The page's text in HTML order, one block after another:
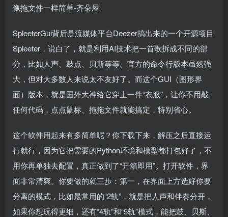
SpleeterGui背后是流媒体平台Deezer搞出来的一个开源项目
Spleeter，说白了，就是利用AI技术把一首歌拆成不同的部
分，比如人声、鼓点、贝斯等等。官方的命令行版本虽然强
大，但对大多数人来说太不友好了。而这个GUI（图形界
面）版本，就是国外大神给它穿上一件“衣服”，让你不用敲
任何代码，点点鼠标、拖拖文件就能搞定，特别省心。
这个软件用起来有多简单呢？你下载下来，解压之后直接运
行就行，因为它把需要的Python环境和模型都打包好了，不
用你再单独去配置，真正做到了“开箱即用”。打开软件，界
面非常清爽。你要做的就三步：第一，在界面上方选好你要
分离的模式，比如最常用的“2轨”，就是把人声和伴奏分开，
如果你想玩得更细，还有“4轨”和“5轨”模式，能把鼓、贝斯、